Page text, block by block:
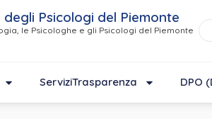
Psicologi del Piemonte
le Psicologhe e gli Psicologi del Piemonte
ServiziTrasparenza DPO